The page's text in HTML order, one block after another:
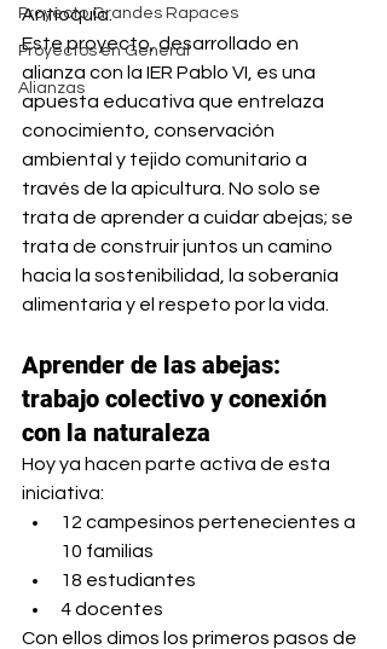
Proyecto Grandes Rapaces
Proyectos en General
Alianzas
Antioquia.
Este proyecto, desarrollado en
alianza con la IER Pablo VI, es una
apuesta educativa que entrelaza
conocimiento, conservación
ambiental y tejido comunitario a
través de la apicultura. No solo se
trata de aprender a cuidar abejas; se
trata de construir juntos un camino
hacia la sostenibilidad, la soberanía
alimentaria y el respeto por la vida.
Aprender de las abejas:
trabajo colectivo y conexión
con la naturaleza
Hoy ya hacen parte activa de esta
iniciativa:
12 campesinos pertenecientes a
10 familias
18 estudiantes
4 docentes
Con ellos dimos los primeros pasos de